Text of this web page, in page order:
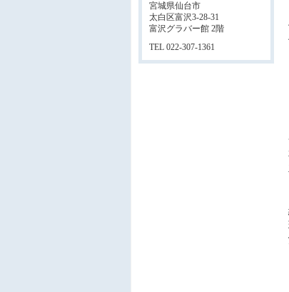
宮城県仙台市
太白区富沢3-28-31
富沢グラバー館 2階
TEL 022-307-1361